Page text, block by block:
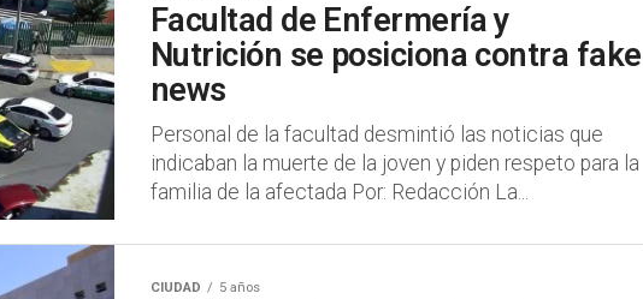
Facultad de Enfermería y
Nutrición se posiciona contra fake
news
Personal de la facultad desmintió las noticias que
indicaban la muerte de la joven y piden respeto para la
familia de la afectada Por: Redacción La...
CIUDAD 5 años